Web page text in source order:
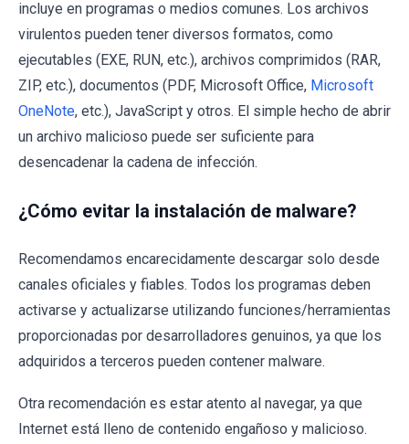
incluye en programas o medios comunes. Los archivos
virulentos pueden tener diversos formatos, como
ejecutables (EXE, RUN, etc.), archivos comprimidos (RAR,
ZIP, etc.), documentos (PDF, Microsoft Office, Microsoft
OneNote, etc.), JavaScript y otros. El simple hecho de abrir
un archivo malicioso puede ser suficiente para
desencadenar la cadena de infección.
¿Cómo evitar la instalación de malware?
Recomendamos encarecidamente descargar solo desde
canales oficiales y fiables. Todos los programas deben
activarse y actualizarse utilizando funciones/herramientas
proporcionadas por desarrolladores genuinos, ya que los
adquiridos a terceros pueden contener malware.
Otra recomendación es estar atento al navegar, ya que
Internet está lleno de contenido engañoso y malicioso.